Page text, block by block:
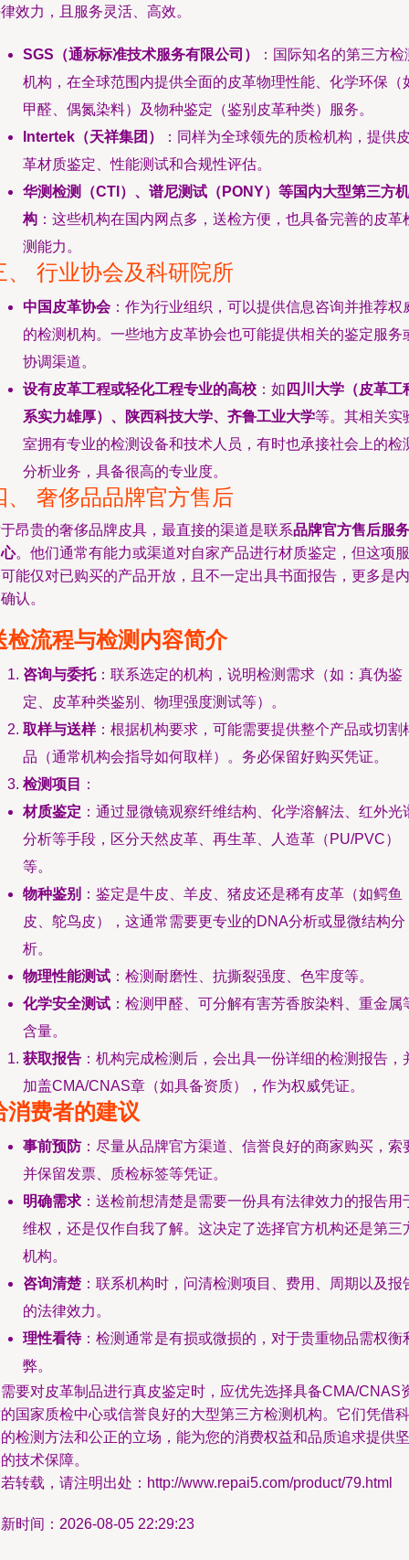
效力，且服务灵活、高效。
SGS（通标标准技术服务有限公司）
：国际知名的第三方检
机构，在全球范围内提供全面的皮革物理性能、化学环保（
甲醛、偶氮染料）及物种鉴定（鉴别皮革种类）服务。
Intertek（天祥集团）
：同样为全球领先的质检机构，提供
革材质鉴定、性能测试和合规性评估。
华测检测（CTI）、谱尼测试（PONY）等国内大型第三方机
构 ：这些机构在国内网点多，送检方便，也具备完善的皮革
测能力。
、 行业协会及科研院所
中国皮革协会：作为行业组织，可以提供信息咨询并推荐权
的检测机构。一些地方皮革协会也可能提供相关的鉴定服务
协调渠道。
设有皮革工程或轻化工程专业的高校 ：如 四川大学（皮革工
系实力雄厚）、陕西科技大学、齐鲁工业大学等。其相关实
室拥有专业的检测设备和技术人员，有时也承接社会上的检
分析业务，具备很高的专业度。
、 奢侈品品牌官方售后
昂贵的奢侈品牌皮具，最直接的渠道是联系品牌官方售后服务
。他们通常有能力或渠道对自家产品进行材质鉴定，但这项服
能仅对已购买的产品开放，且不一定出具书面报告，更多是内
认。
检流程与检测内容简介
咨询与委托：联系选定的机构，说明检测需求（如：真伪鉴
定、皮革种类鉴别、物理强度测试等）。
取样与送样：根据机构要求，可能需要提供整个产品或切割
品（通常机构会指导如何取样）。务必保留好购买凭证。
检测项目
：
材质鉴定 ：通过显微镜观察纤维结构、化学溶解法、红外光
分析等手段，区分天然皮革、再生革、人造革（PU/PVC）
等。
物种鉴别 ：鉴定是牛皮、羊皮、猪皮还是稀有皮革（如鳄鱼
皮、鸵鸟皮），这通常需要更专业的DNA分析或显微结构分
析。
物理性能测试 ：检测耐磨性、抗撕裂强度、色牢度等。
化学安全测试 ：检测甲醛、可分解有害芳香胺染料、重金属
含量。
获取报告 ：机构完成检测后，会出具一份详细的检测报告，
加盖CMA/CNAS章（如具备资质），作为权威凭证。
消费者的建议
事前预防：尽量从品牌官方渠道、信誉良好的商家购买，索
并保留发票、质检标签等凭证。
明确需求 ：送检前想清楚是需要一份具有法律效力的报告用
维权，还是仅作自我了解。这决定了选择官方机构还是第三
机构。
咨询清楚：联系机构时，问清检测项目、费用、周期以及报
的法律效力。
理性看待：检测通常是有损或微损的，对于贵重物品需权衡
弊。
要对皮革制品进行真皮鉴定时，应优先选择具备CMA/CNAS
国家质检中心或信誉良好的大型第三方检测机构。它们凭借科
检测方法和公正的立场，能为您的消费权益和品质追求提供坚
技术保障。
转载，请注明出处：http://www.repai5.com/product/79.html
时间：2026-08-05 22:29:23